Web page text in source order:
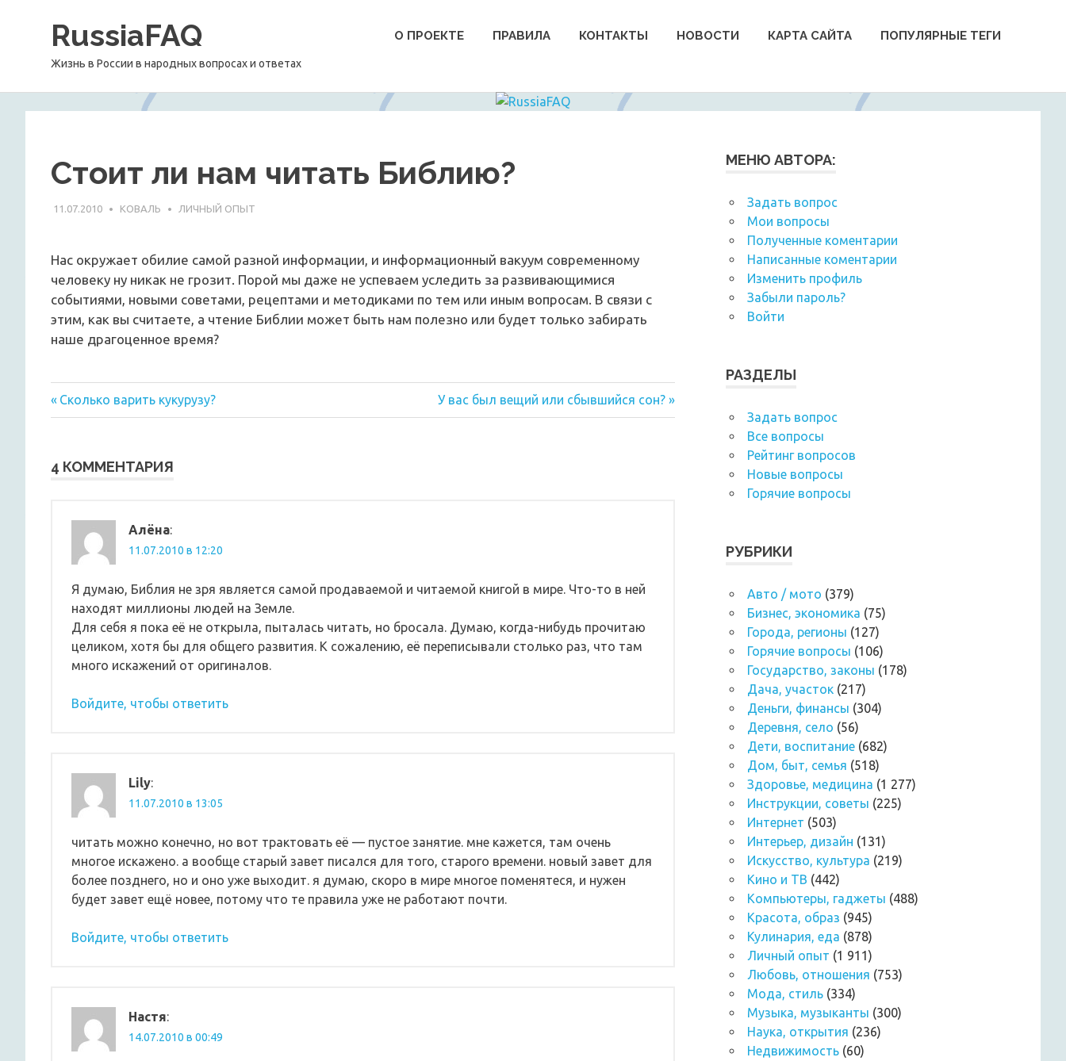
содержимомуRussiaFAQ
Жизнь в России в народных вопросах и ответах
О ПРОЕКТЕ ПРАВИЛА КОНТАКТЫ НОВОСТИ КАРТА САЙТА ПОПУЛЯРНЫЕ ТЕГИ
Стоит ли нам читать Библию?
11.07.2010 КОВАЛЬ ЛИЧНЫЙ ОПЫТ
Нас окружает обилие самой разной информации, и информационный вакуум современному
человеку ну никак не грозит. Порой мы даже не успеваем уследить за развивающимися
событиями, новыми советами, рецептами и методиками по тем или иным вопросам. В связи с
этим, как вы считаете, а чтение Библии может быть нам полезно или будет только забирать
наше драгоценное время?
Навигация
записям
Предыдущая
запись:
Сколько варить кукурузу?
Следующая
запись:
У вас был вещий или сбывшийся сон?
4 КОММЕНТАРИЯ
Алёна:
11.07.2010 в 12:20
Я думаю, Библия не зря является самой продаваемой и читаемой книгой в мире. Что-то в ней
находят миллионы людей на Земле.
Для себя я пока её не открыла, пыталась читать, но бросала. Думаю, когда-нибудь прочитаю
целиком, хотя бы для общего развития. К сожалению, её переписывали столько раз, что там
много искажений от оригиналов.
Войдите, чтобы ответить
Lily:
11.07.2010 в 13:05
читать можно конечно, но вот трактовать её — пустое занятие. мне кажется, там очень
многое искажено. а вообще старый завет писался для того, старого времени. новый завет для
более позднего, но и оно уже выходит. я думаю, скоро в мире многое поменятеся, и нужен
будет завет ещё новее, потому что те правила уже не работают почти.
Войдите, чтобы ответить
Настя:
14.07.2010 в 00:49
МЕНЮ АВТОРА:
Задать вопрос
Мои вопросы
Полученные коментарии
Написанные коментарии
Изменить профиль
Забыли пароль?
Войти
РАЗДЕЛЫ
Задать вопрос
Все вопросы
Рейтинг вопросов
Новые вопросы
Горячие вопросы
РУБРИКИ
Авто / мото (379)
Бизнес, экономика (75)
Города, регионы (127)
Горячие вопросы (106)
Государство, законы (178)
Дача, участок (217)
Деньги, финансы (304)
Деревня, село (56)
Дети, воспитание (682)
Дом, быт, семья (518)
Здоровье, медицина (1 277)
Инструкции, советы (225)
Интернет (503)
Интерьер, дизайн (131)
Искусство, культура (219)
Кино и ТВ (442)
Компьютеры, гаджеты (488)
Красота, образ (945)
Кулинария, еда (878)
Личный опыт (1 911)
Любовь, отношения (753)
Мода, стиль (334)
Музыка, музыканты (300)
Наука, открытия (236)
Недвижимость (60)